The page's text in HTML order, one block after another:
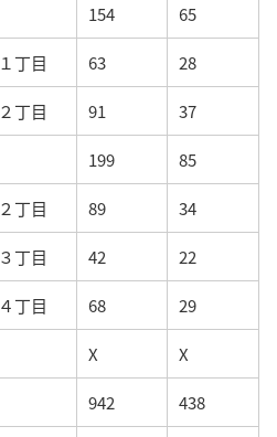
154 65
１丁目 63 28
２丁目 91 37
199 85
２丁目 89 34
３丁目 42 22
４丁目 68 29
X X
942 438